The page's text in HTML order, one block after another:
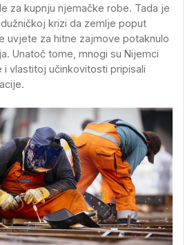
za kupnju njemačke robe. Tada je
krizi da zemlje poput
uvjete za hitne zajmove potaknulo
Unatoč tome, mnogi su Nijemci
i vlastitoj učinkovitosti pripisali